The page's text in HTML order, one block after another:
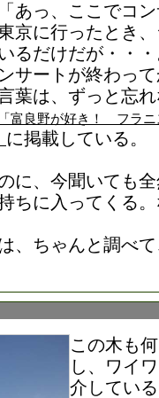
あっ、ここでコ
京に行ったとき
るだけだが・・
サートが終わっ
葉は、ずっと忘
「富良野が好き！ フラ
に掲載している。
に、今聞いても
ちに入ってくる
、ちゃんと調べ
この木も
し、ワイ
介してい